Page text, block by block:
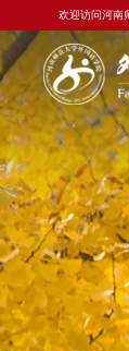
欢迎访问河南